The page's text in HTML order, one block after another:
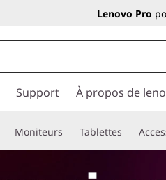
Lenovo Pro
Support À propos de
Moniteurs Tablettes